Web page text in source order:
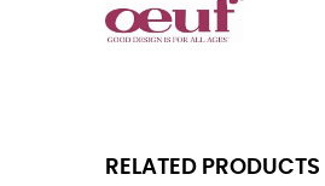
RELATED PRODUCTS